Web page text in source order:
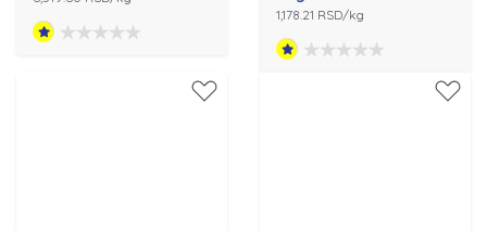
1,178.21 RSD/kg